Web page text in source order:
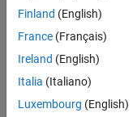
pouvez
élargir
votre
recherche
ou
afficher
l’ensemble
Finland (English)
France (Français)
Ireland (English)
Italia (Italiano)
Luxembourg (English)